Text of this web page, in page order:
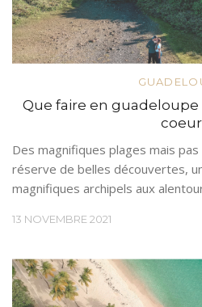
Que faire en guadeloupe
coeur
Des magnifiques plages mais pas
réserve de belles découvertes,
magnifiques archipels aux
13 NOVEMBRE 2021